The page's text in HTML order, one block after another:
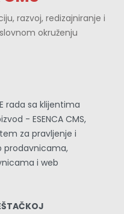
razvoj, redizajniranje i
okruženju
rada sa klijentima
- ESENCA CMS,
za pravljenje i
prodavnicama,
i web